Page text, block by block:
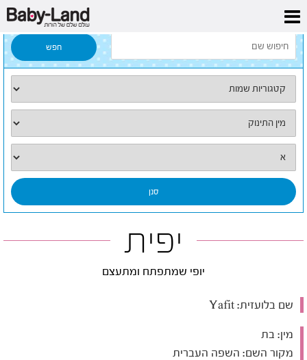
דף הבית
יפית
יופי שמתפתח ומתעצם
שם בלועזית:
מין: בת
מקור השם: השפה העברית